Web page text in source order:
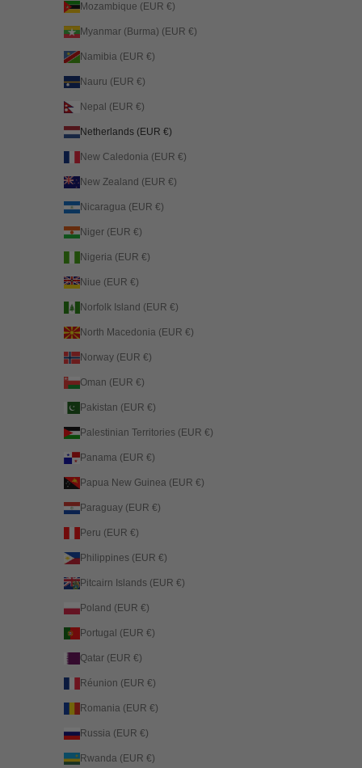
Mozambique (EUR €)
Myanmar (Burma) (EUR €)
Namibia (EUR €)
Nauru (EUR €)
Nepal (EUR €)
Netherlands (EUR €)
New Caledonia (EUR €)
New Zealand (EUR €)
Nicaragua (EUR €)
Niger (EUR €)
Nigeria (EUR €)
Niue (EUR €)
Norfolk Island (EUR €)
North Macedonia (EUR €)
Norway (EUR €)
Oman (EUR €)
Pakistan (EUR €)
Palestinian Territories (EUR €)
Panama (EUR €)
Papua New Guinea (EUR €)
Paraguay (EUR €)
Peru (EUR €)
Philippines (EUR €)
Pitcairn Islands (EUR €)
Poland (EUR €)
Portugal (EUR €)
Qatar (EUR €)
Réunion (EUR €)
Romania (EUR €)
Russia (EUR €)
Rwanda (EUR €)